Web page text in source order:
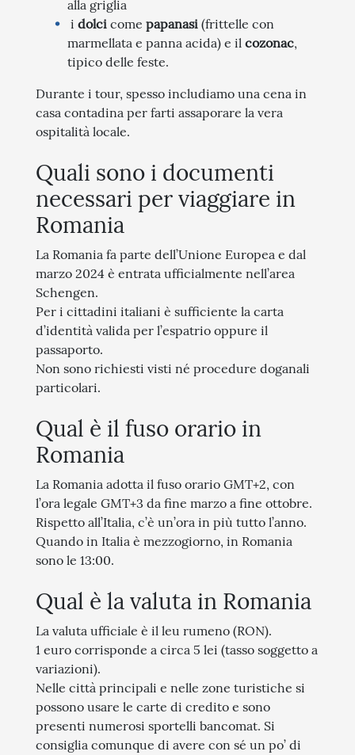
alla griglia
i dolci come papanasi (frittelle con
marmellata e panna acida) e il cozonac,
tipico delle feste.
Durante i tour, spesso includiamo una cena in
casa contadina per farti assaporare la vera
ospitalità locale.
Quali sono i documenti
necessari per viaggiare in
Romania
La Romania fa parte dell’Unione Europea e dal
marzo 2024 è entrata ufficialmente nell’area
Schengen.
Per i cittadini italiani è sufficiente la carta
d’identità valida per l’espatrio oppure il
passaporto.
Non sono richiesti visti né procedure doganali
particolari.
Qual è il fuso orario in
Romania
La Romania adotta il fuso orario GMT+2, con
l’ora legale GMT+3 da fine marzo a fine ottobre.
Rispetto all’Italia, c’è un’ora in più tutto l’anno.
Quando in Italia è mezzogiorno, in Romania
sono le 13:00.
Qual è la valuta in Romania
La valuta ufficiale è il leu rumeno (RON).
1 euro corrisponde a circa 5 lei (tasso soggetto a
variazioni).
Nelle città principali e nelle zone turistiche si
possono usare le carte di credito e sono
presenti numerosi sportelli bancomat. Si
consiglia comunque di avere con sé un po’ di